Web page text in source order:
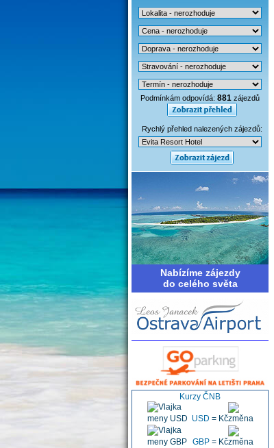
Podmínkám odpovídá: 881 zájezdů
Rychlý přehled nalezených zájezdů:
Nabízíme zájezdy
do celého světa
Kurzy ČNB
USD = Kč
GBP= Kč